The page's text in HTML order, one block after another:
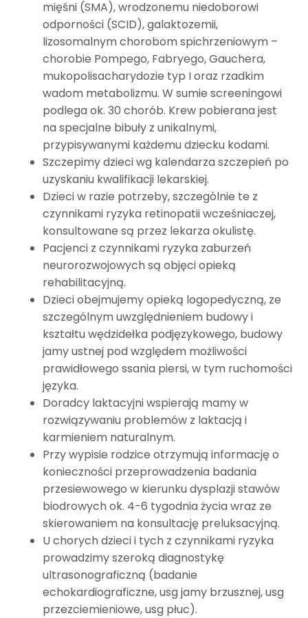
mięśni (SMA), wrodzonemu niedoborowi
odporności (SCID), galaktozemii,
lizosomalnym chorobom spichrzeniowym –
chorobie Pompego, Fabryego, Gauchera,
mukopolisacharydozie typ I oraz rzadkim
wadom metabolizmu. W sumie screeningowi
podlega ok. 30 chorób. Krew pobierana jest
na specjalne bibuły z unikalnymi,
przypisywanymi każdemu dziecku kodami.
Szczepimy dzieci wg kalendarza szczepień po
uzyskaniu kwalifikacji lekarskiej.
Dzieci w razie potrzeby, szczególnie te z
czynnikami ryzyka retinopatii wcześniaczej,
konsultowane są przez lekarza okulistę.
Pacjenci z czynnikami ryzyka zaburzeń
neurorozwojowych są objęci opieką
rehabilitacyjną.
Dzieci obejmujemy opieką logopedyczną, ze
szczególnym uwzględnieniem budowy i
kształtu wędzidełka podjęzykowego, budowy
jamy ustnej pod względem możliwości
prawidłowego ssania piersi, w tym ruchomości
języka.
Doradcy laktacyjni wspierają mamy w
rozwiązywaniu problemów z laktacją i
karmieniem naturalnym.
Przy wypisie rodzice otrzymują informację o
konieczności przeprowadzenia badania
przesiewowego w kierunku dysplazji stawów
biodrowych ok. 4-6 tygodnia życia wraz ze
skierowaniem na konsultację preluksacyjną.
U chorych dzieci i tych z czynnikami ryzyka
prowadzimy szeroką diagnostykę
ultrasonograficzną (badanie
echokardiograficzne, usg jamy brzusznej, usg
przezciemieniowe, usg płuc).